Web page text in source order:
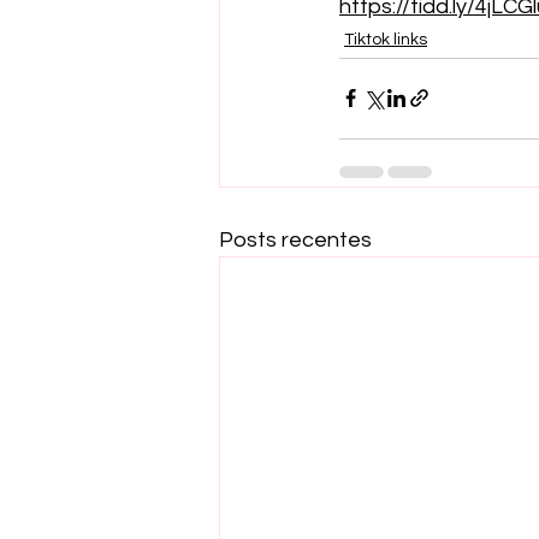
https://tidd.ly/
Tiktok links
Posts recentes